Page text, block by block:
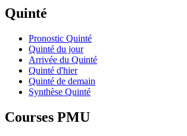
Quinté
Pronostic Quinté
Quinté du jour
Arrivée du Quinté
Quinté d'hier
Quinté de demain
Synthèse Quinté
Courses PMU